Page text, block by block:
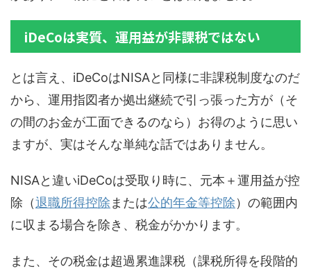
iDeCoは実質、運用益が非課税ではない
とは言え、iDeCoはNISAと同様に非課税制度なのだ
から、運用指図者か拠出継続で引っ張った方が（そ
の間のお金が工面できるのなら）お得のように思い
ますが、実はそんな単純な話ではありません。
NISAと違いiDeCoは受取り時に、元本＋運用益が控
除（退職所得控除または公的年金等控除）の範囲内
に収まる場合を除き、税金がかかります。
また、その税金は超過累進課税（課税所得を段階的